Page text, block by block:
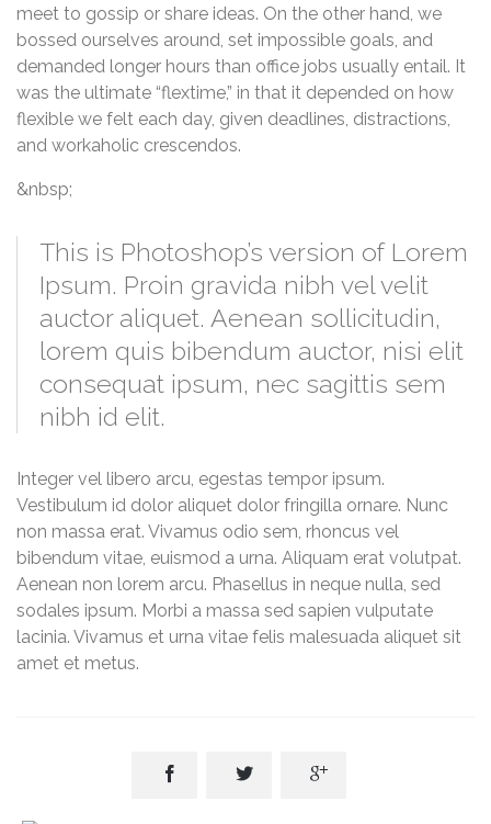
meet to gossip or share ideas. On the other hand, we
bossed ourselves around, set impossible goals, and
demanded longer hours than office jobs usually entail. It
was the ultimate “flextime,” in that it depended on how
flexible we felt each day, given deadlines, distractions,
and workaholic crescendos.
&nbsp;
This is Photoshop’s version of Lorem
Ipsum. Proin gravida nibh vel velit
auctor aliquet. Aenean sollicitudin,
lorem quis bibendum auctor, nisi elit
consequat ipsum, nec sagittis sem
nibh id elit.
Integer vel libero arcu, egestas tempor ipsum.
Vestibulum id dolor aliquet dolor fringilla ornare. Nunc
non massa erat. Vivamus odio sem, rhoncus vel
bibendum vitae, euismod a urna. Aliquam erat volutpat.
Aenean non lorem arcu. Phasellus in neque nulla, sed
sodales ipsum. Morbi a massa sed sapien vulputate
lacinia. Vivamus et urna vitae felis malesuada aliquet sit
amet et metus.
  